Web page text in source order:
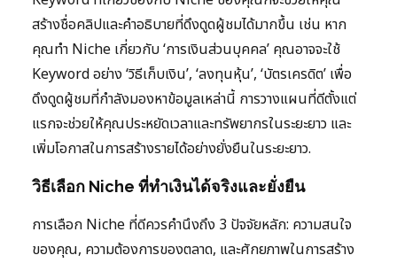
สร้างชื่อคลิปและคำอธิบายที่ดึงดูดผู้ชมได้มากขึ้น เช่น หาก
คุณทำ Niche เกี่ยวกับ ‘การเงินส่วนบุคคล’ คุณอาจจะใช้
Keyword อย่าง ‘วิธีเก็บเงิน’, ‘ลงทุนหุ้น’, ‘บัตรเครดิต’ เพื่อ
ดึงดูดผู้ชมที่กำลังมองหาข้อมูลเหล่านี้ การวางแผนที่ดีตั้งแต่
แรกจะช่วยให้คุณประหยัดเวลาและทรัพยากรในระยะยาว และ
เพิ่มโอกาสในการสร้างรายได้อย่างยั่งยืนในระยะยาว.
วิธีเลือก Niche ที่ทำเงินได้จริงและยั่งยืน
การเลือก Niche ที่ดีควรคำนึงถึง 3 ปัจจัยหลัก: ความสนใจ
ของคุณ, ความต้องการของตลาด, และศักยภาพในการสร้าง